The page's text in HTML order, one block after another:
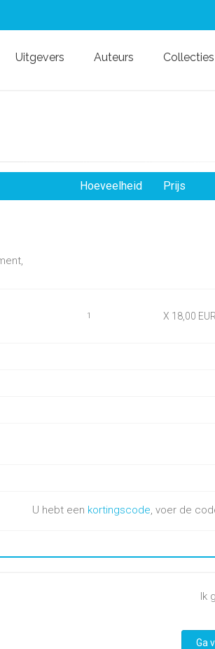
Uitgevers Auteurs Collecties
Hoeveelheid Prijs
1 X 18,00
U hebt een kortingscode, voer de
Ik
Ga